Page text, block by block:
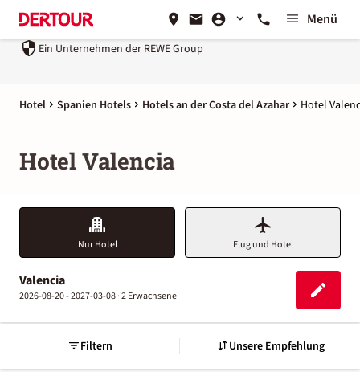
Menü
Ein Unternehmen der REWE Group
Hotel Spanien Hotels Hotels an der Costa del Azahar Hotel
Hotel Valencia
Nur Hotel Flug und Hotel
Valencia
2026-08-20 - 2027-03-08 ·2 Erwachsene
Filtern Unsere Empfehlung